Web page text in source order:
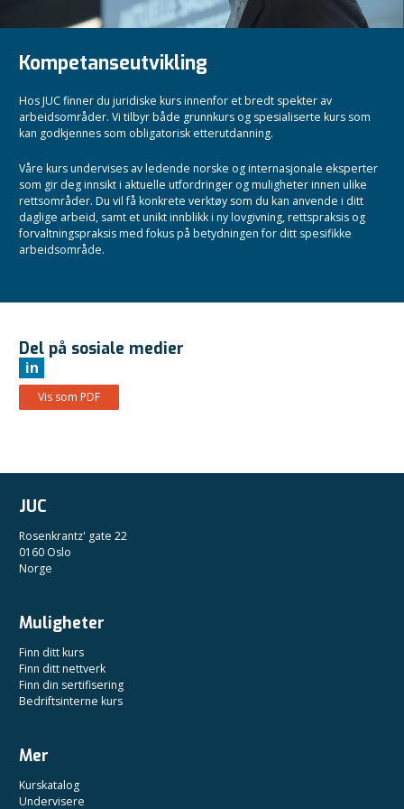
Kompetanseutvikling
Hos JUC finner du juridiske kurs innenfor et bredt spekter av
arbeidsområder. Vi tilbyr både grunnkurs og spesialiserte kurs som
kan godkjennes som obligatorisk etterutdanning.
Våre kurs undervises av ledende norske og internasjonale eksperter
som gir deg innsikt i aktuelle utfordringer og muligheter innen ulike
rettsområder. Du vil få konkrete verktøy som du kan anvende i ditt
daglige arbeid, samt et unikt innblikk i ny lovgivning, rettspraksis og
forvaltningspraksis med fokus på betydningen for ditt spesifikke
arbeidsområde.
Del på sosiale medier
in
Vis som PDF
JUC
Rosenkrantz' gate 22
0160 Oslo
Norge
Muligheter
Finn ditt kurs
Finn ditt nettverk
Finn din sertifisering
Bedriftsinterne kurs
Mer
Kurskatalog
Undervisere